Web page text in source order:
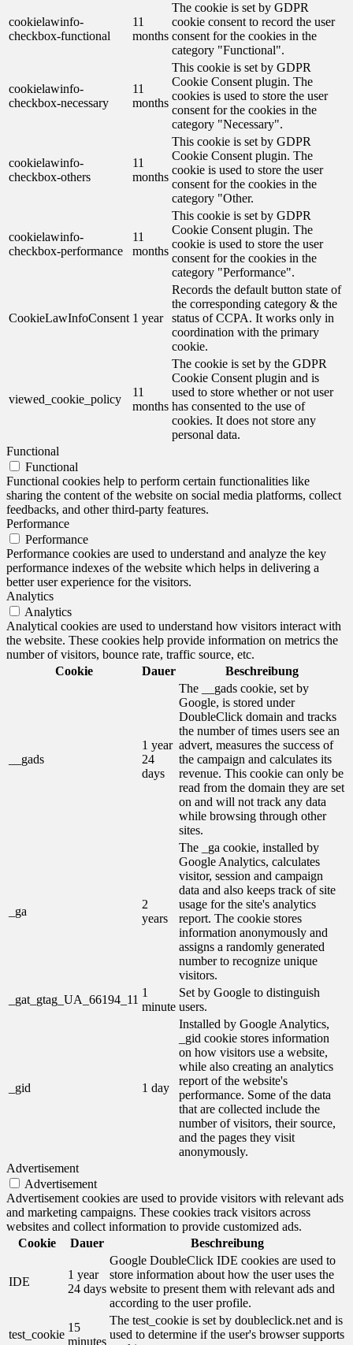
cookielawinfo-
checkbox-functional
11
months
The cookie is set by GDPR
cookie consent to record the user
consent for the cookies in the
category "Functional".
cookielawinfo-
checkbox-necessary
11
months
This cookie is set by GDPR
Cookie Consent plugin. The
cookies is used to store the user
consent for the cookies in the
category "Necessary".
cookielawinfo-
checkbox-others
11
months
This cookie is set by GDPR
Cookie Consent plugin. The
cookie is used to store the user
consent for the cookies in the
category "Other.
cookielawinfo-
checkbox-performance
11
months
This cookie is set by GDPR
Cookie Consent plugin. The
cookie is used to store the user
consent for the cookies in the
category "Performance".
CookieLawInfoConsent 1 year
Records the default button state of
the corresponding category & the
status of CCPA. It works only in
coordination with the primary
cookie.
viewed_cookie_policy
11
months
The cookie is set by the GDPR
Cookie Consent plugin and is
used to store whether or not user
has consented to the use of
cookies. It does not store any
personal data.
Functional
Functional
Functional cookies help to perform certain functionalities like
sharing the content of the website on social media platforms, collect
feedbacks, and other third-party features.
Performance
Performance
Performance cookies are used to understand and analyze the key
performance indexes of the website which helps in delivering a
better user experience for the visitors.
Analytics
Analytics
Analytical cookies are used to understand how visitors interact with
the website. These cookies help provide information on metrics the
number of visitors, bounce rate, traffic source, etc.
Cookie
Dauer Beschreibung
__gads
1 year
24
days
The __gads cookie, set by
Google, is stored under
DoubleClick domain and tracks
the number of times users see an
advert, measures the success of
the campaign and calculates its
revenue. This cookie can only be
read from the domain they are set
on and will not track any data
while browsing through other
sites.
_ga
2
years
The _ga cookie, installed by
Google Analytics, calculates
visitor, session and campaign
data and also keeps track of site
usage for the site's analytics
report. The cookie stores
information anonymously and
assigns a randomly generated
number to recognize unique
visitors.
_gat_gtag_UA_66194_11
1
minute
Set by Google to distinguish
users.
_gid 1 day
Installed by Google Analytics,
_gid cookie stores information
on how visitors use a website,
while also creating an analytics
report of the website's
performance. Some of the data
that are collected include the
number of visitors, their source,
and the pages they visit
anonymously.
Advertisement
Advertisement
Advertisement cookies are used to provide visitors with relevant ads
and marketing campaigns. These cookies track visitors across
websites and collect information to provide customized ads.
Cookie
Dauer Beschreibung
IDE
1 year
24 days
Google DoubleClick IDE cookies are used to
store information about how the user uses the
website to present them with relevant ads and
according to the user profile.
test_cookie
15
minutes
The test_cookie is set by doubleclick.net and is
used to determine if the user's browser supports